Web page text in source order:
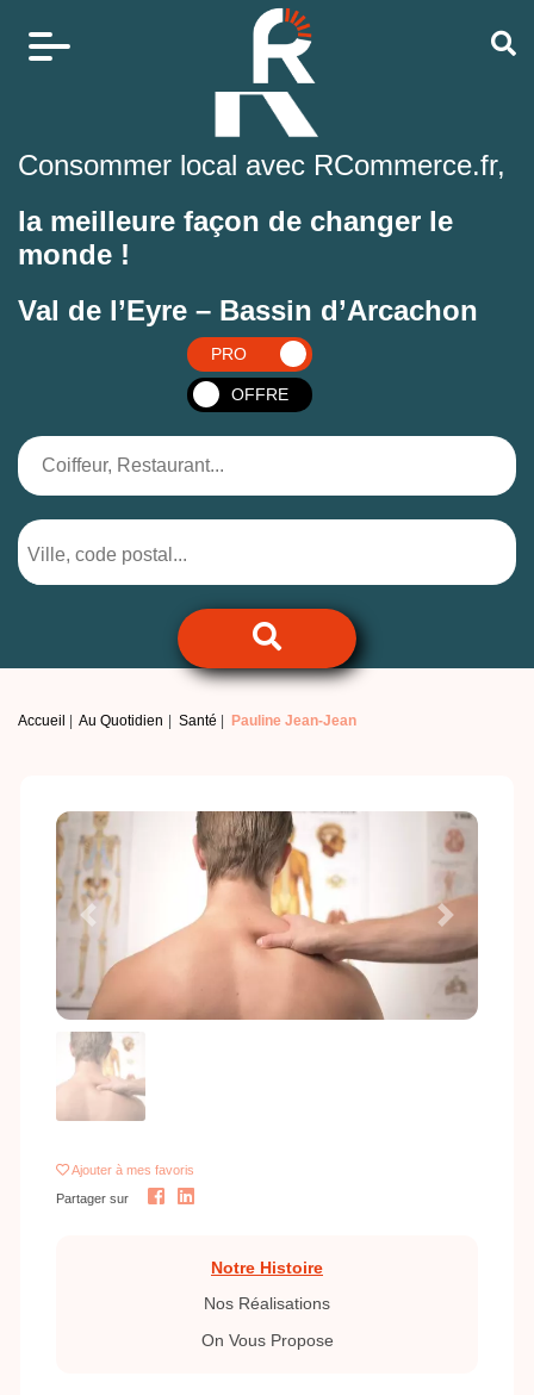
Consommer local avec RCommerce.fr,
la meilleure façon de changer le
monde !
Val de l’Eyre – Bassin d’Arcachon
PRO
OFFRE
Accueil Au Quotidien Santé Pauline Jean-Jean
Previous Next
Ajouter à mes favoris
Partager sur
Notre Histoire
Nos Réalisations
On Vous Propose